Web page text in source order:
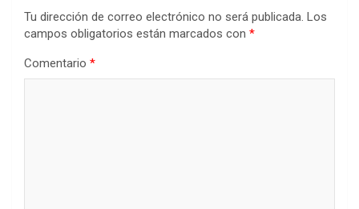
Tu dirección de correo electrónico no será publicada. Los
campos obligatorios están marcados con *
Comentario *